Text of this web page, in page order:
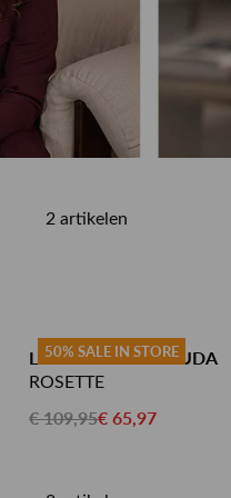
MERKEN
MERKEN
2 artikelen
50% SALE IN STORE
LABEL DOT BERMUDA
ROSETTE
€ 109,95€ 65,97